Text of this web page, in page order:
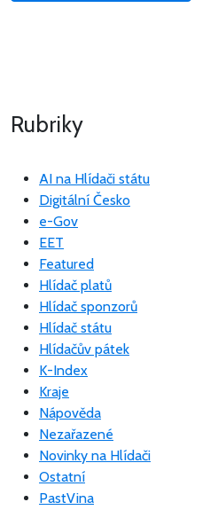
Rubriky
AI na Hlídači státu
Digitální Česko
e-Gov
EET
Featured
Hlídač platů
Hlídač sponzorů
Hlídač státu
Hlídačův pátek
K-Index
Kraje
Nápověda
Nezařazené
Novinky na Hlídači
Ostatní
PastVina